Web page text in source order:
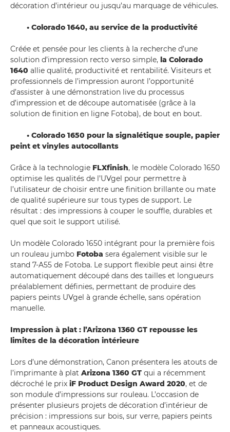
décoration d’intérieur ou jusqu’au marquage de véhicules.
• Colorado 1640, au service de la productivité
Créée et pensée pour les clients à la recherche d’une
solution d’impression recto verso simple, la Colorado
1640 allie qualité, productivité et rentabilité. Visiteurs et
professionnels de l’impression auront l’opportunité
d’assister à une démonstration live du processus
d’impression et de découpe automatisée (grâce à la
solution de finition en ligne Fotoba), de bout en bout.
• Colorado 1650 pour la signalétique souple, papier
peint et vinyles autocollants
Grâce à la technologie FLXfinish, le modèle Colorado 1650
optimise les qualités de l’UVgel pour permettre à
l’utilisateur de choisir entre une finition brillante ou mate
de qualité supérieure sur tous types de support. Le
résultat : des impressions à couper le souffle, durables et
quel que soit le support utilisé.
Un modèle Colorado 1650 intégrant pour la première fois
un rouleau jumbo Fotoba sera également visible sur le
stand 7-A55 de Fotoba. Le support flexible peut ainsi être
automatiquement découpé dans des tailles et longueurs
préalablement définies, permettant de produire des
papiers peints UVgel à grande échelle, sans opération
manuelle.
Impression à plat : l’Arizona 1360 GT repousse les
limites de la décoration intérieure
Lors d’une démonstration, Canon présentera les atouts de
l’imprimante à plat Arizona 1360 GT qui a récemment
décroché le prix iF Product Design Award 2020, et de
son module d’impressions sur rouleau. L’occasion de
présenter plusieurs projets de décoration d’intérieur de
précision : impressions sur bois, sur verre, papiers peints
et panneaux acoustiques.